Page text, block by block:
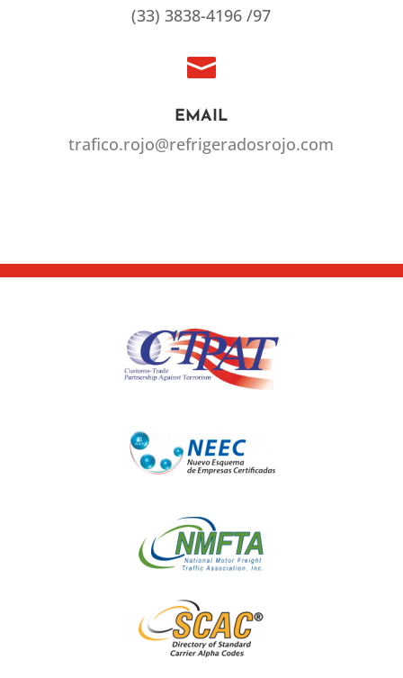
(33) 3838-4196 /97

EMAIL
trafico.rojo@refrigeradosrojo.com